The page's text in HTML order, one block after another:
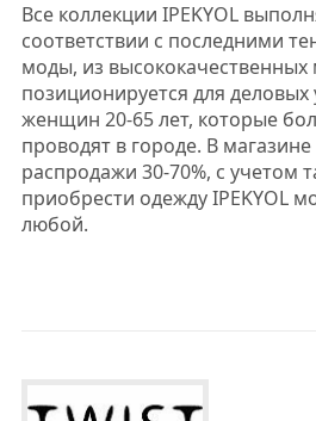
Все коллекции IPEKYOL
соответствии с последними
моды, из
позиционируется для
женщин 20-65 лет, которые
проводят в городе. В
распродажи 30-70%, с учетом
приобрести одежду IPEKYOL
любой.